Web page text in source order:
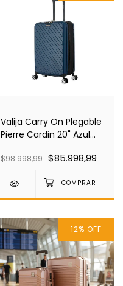
Valija Carry On Plegable
Pierre Cardin 20" Azul
$98.998,99 $85.998,99
12% OFF